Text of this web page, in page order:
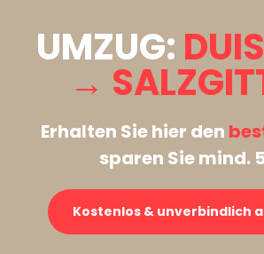
UMZUG:
→
Erhalten Sie hier den
sparen Sie mind.
Kostenlos & unverbindlich